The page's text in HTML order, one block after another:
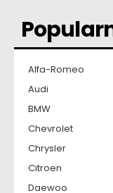
Alfa-Romeo
Audi
BMW
Chevrolet
Chrysler
Citroen
Daewoo